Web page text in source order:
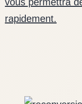
rapidement.